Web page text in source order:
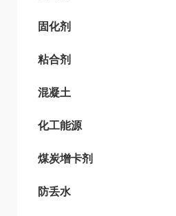
固化剂
粘合剂
混凝土
化工能源
煤炭增卡剂
防丢水